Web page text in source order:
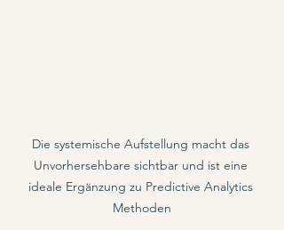
Die systemische Aufstellung macht das
Unvorhersehbare sichtbar und ist eine
ideale Ergänzung zu Predictive Analytics
Methoden